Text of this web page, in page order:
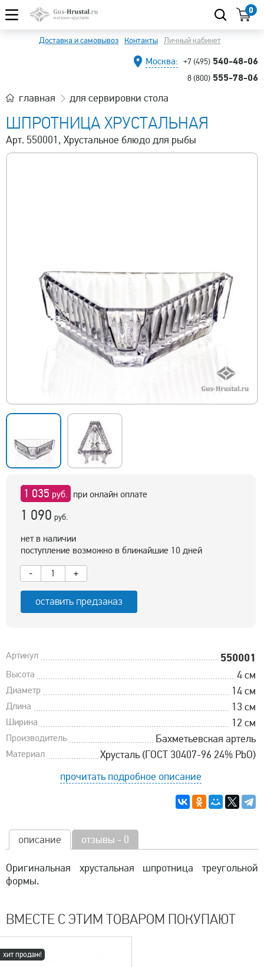
0
Доставка и самовывоз Контакты Личный кабинет
Москва: +7 (495) 540-48-06
8 (800) 555-78-06
главная для сервировки стола
ШПРОТНИЦА ХРУСТАЛЬНАЯ
Арт. 550001, Хрустальное блюдо для рыбы
1 035 руб. при онлайн оплате
1 090 руб.
нет в наличии
поступление возможно в ближайшие 10 дней
-
+
оставить предзаказ
Артикул 550001
Высота 4 см
Диаметр 14 см
Длина 13 см
Ширина 12 см
Производитель Бахметьевская артель
Материал
Хрусталь (ГОСТ 30407-96 24% PbO)
прочитать подробное описание
описание отзывы - 0
Оригинальная хрустальная шпротница треугольной
формы.
ВМЕСТЕ С ЭТИМ ТОВАРОМ ПОКУПАЮТ
хит продаж!